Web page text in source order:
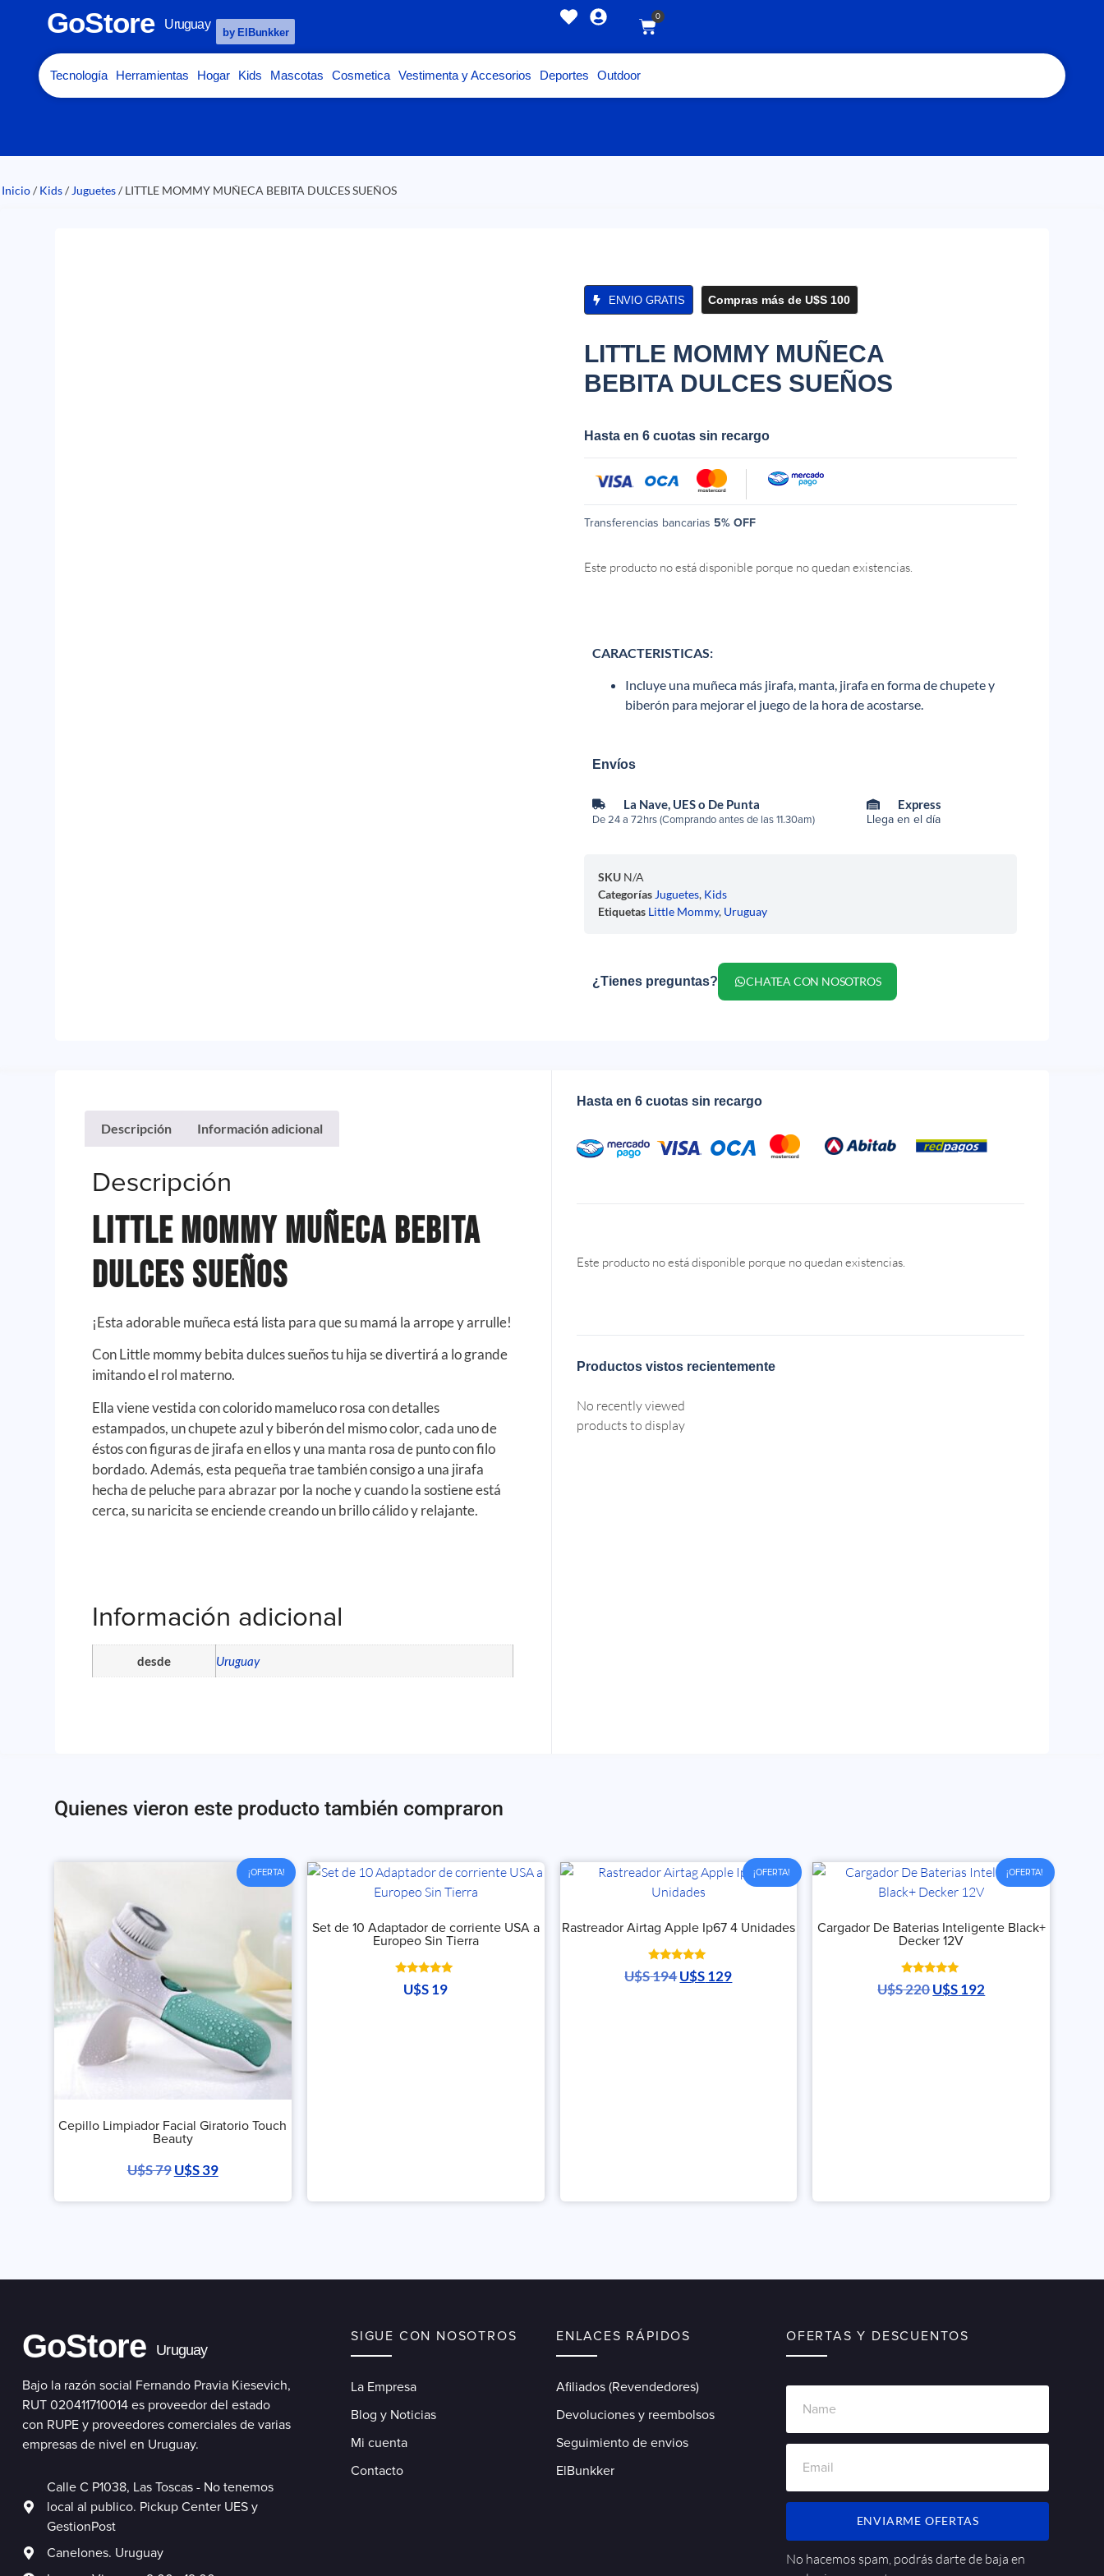
GoStore Uruguay
by ElBunkker
0
Tecnología Herramientas Hogar Kids Mascotas Cosmetica Vestimenta y Accesorios Deportes Outdoor
Inicio/ Kids/ Juguetes/ LITTLE MOMMY MUÑECA BEBITA DULCES SUEÑOS
ENVIO GRATIS Compras más de U$S 100
LITTLE MOMMY MUÑECA
BEBITA DULCES SUEÑOS
Hasta en 6 cuotas sin recargo
Transferencias bancarias 5% OFF
Este producto no está disponible porque no quedan existencias.
CARACTERISTICAS:
Incluye una muñeca más jirafa, manta, jirafa en forma de chupete y
biberón para mejorar el juego de la hora de acostarse.
Envíos
La Nave, UES o De Punta
De 24 a 72hrs (Comprando antes de las 11.30am)
Express
Llega en el día
SKU N/A
Categorías Juguetes, Kids
Etiquetas Little Mommy, Uruguay
¿Tienes preguntas? CHATEA CON NOSOTROS
Descripción Información adicional
Descripción
LITTLE MOMMY MUÑECA BEBITA
DULCES SUEÑOS
¡Esta adorable muñeca está lista para que su mamá la arrope y arrulle!
Con Little mommy bebita dulces sueños tu hija se divertirá a lo grande
imitando el rol materno.
Ella viene vestida con colorido mameluco rosa con detalles
estampados, un chupete azul y biberón del mismo color, cada uno de
éstos con figuras de jirafa en ellos y una manta rosa de punto con filo
bordado. Además, esta pequeña trae también consigo a una jirafa
hecha de peluche para abrazar por la noche y cuando la sostiene está
cerca, su naricita se enciende creando un brillo cálido y relajante.
Información adicional
desde Uruguay
Hasta en 6 cuotas sin recargo
Este producto no está disponible porque no quedan existencias.
Productos vistos recientemente
No recently viewed
products to display
Quienes vieron este producto también compraron
¡OFERTA!
Cepillo Limpiador Facial Giratorio Touch
Beauty
U$S79 U$S39
Set de 10 Adaptador de corriente USA a
Europeo Sin Tierra
Valorado
con
U$S19
¡OFERTA!
Rastreador Airtag Apple Ip67 4 Unidades
Valorado
con
U$S194U$S129
¡OFERTA!
Cargador De Baterias Inteligente Black+
Decker 12V
Valorado
con
U$S220U$S192
GoStore Uruguay
Bajo la razón social Fernando Pravia Kiesevich,
RUT 020411710014 es proveedor del estado
con RUPE y proveedores comerciales de varias
empresas de nivel en Uruguay.
Calle C P1038, Las Toscas - No tenemos
local al publico. Pickup Center UES y
GestionPost
Canelones. Uruguay
SIGUE CON NOSOTROS
La Empresa
Blog y Noticias
Mi cuenta
Contacto
ENLACES RÁPIDOS
Afiliados (Revendedores)
Devoluciones y reembolsos
Seguimiento de envios
ElBunkker
OFERTAS Y DESCUENTOS
ENVIARME OFERTAS
No hacemos spam, podrás darte de baja en